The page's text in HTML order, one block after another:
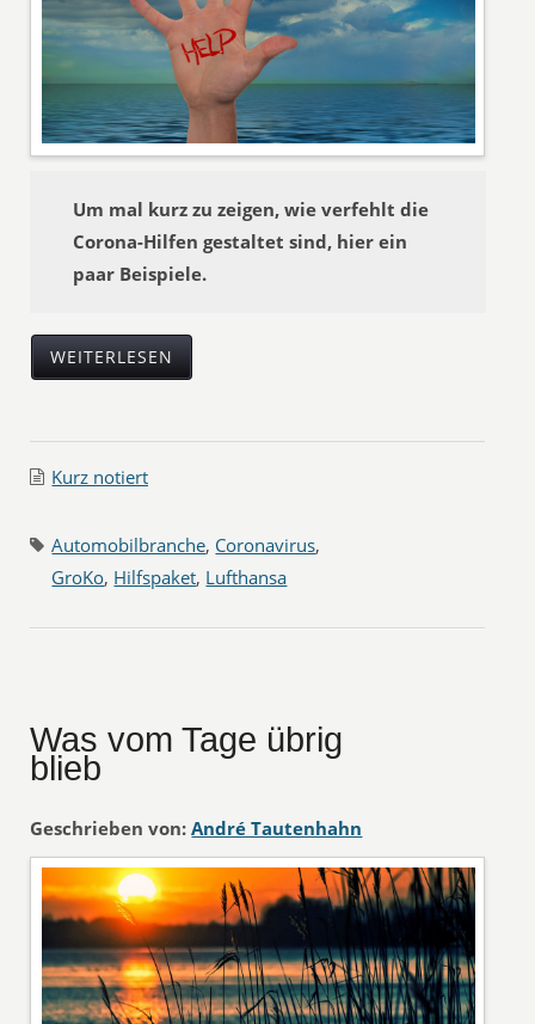
Um mal kurz zu zeigen, wie verfehlt die
Corona-Hilfen gestaltet sind, hier ein
paar Beispiele.
WEITERLESEN
Kurz notiert
Automobilbranche, Coronavirus,
GroKo, Hilfspaket, Lufthansa
Was vom Tage übrig
blieb
Geschrieben von: André Tautenhahn